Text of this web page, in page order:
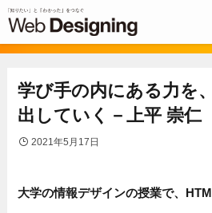
学び手の内にある力を
出していく－上平 崇仁
2021年5月17日
大学の情報デザインの授業で、